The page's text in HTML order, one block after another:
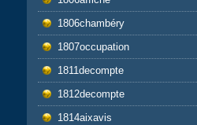
1806chambéry
1807occupation
1811decompte
1812decompte
1814aixavis